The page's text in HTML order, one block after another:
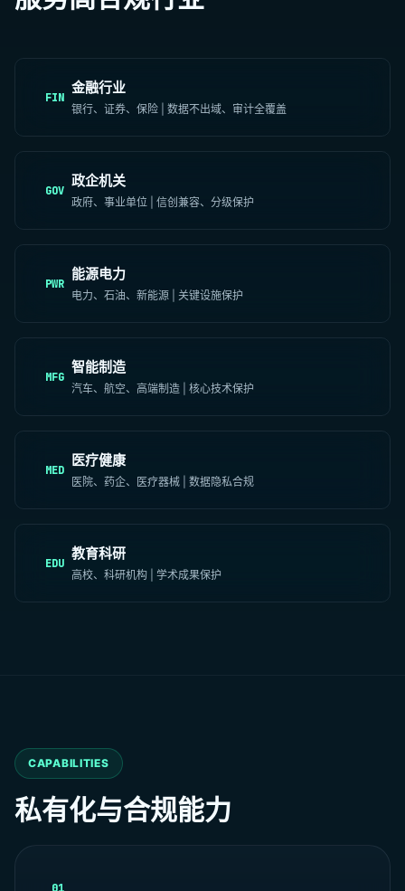
FIN
金融行业
银行、证券、保险 | 数据不出域、审计全覆盖
GOV
政企机关
政府、事业单位 | 信创兼容、分级保护
PWR
能源电力
电力、石油、新能源 | 关键设施保护
MFG
智能制造
汽车、航空、高端制造 | 核心技术保护
MED
医疗健康
医院、药企、医疗器械 | 数据隐私合规
EDU
教育科研
高校、科研机构 | 学术成果保护
CAPABILITIES
私有化与合规能力